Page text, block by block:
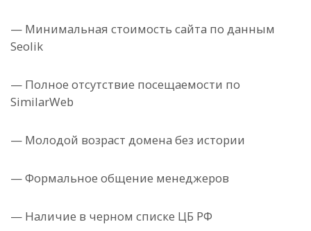
— Минимальная стоимость сайта по данным
Seolik
— Полное отсутствие посещаемости по
SimilarWeb
— Молодой возраст домена без истории
— Формальное общение менеджеров
— Наличие в черном списке ЦБ РФ